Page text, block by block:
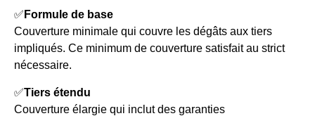
✅ Formule de base
Couverture minimale qui couvre les dégâts aux tiers
impliqués. Ce minimum de couverture satisfait au strict
nécessaire.
✅Tiers étendu
Couverture élargie qui inclut des garanties